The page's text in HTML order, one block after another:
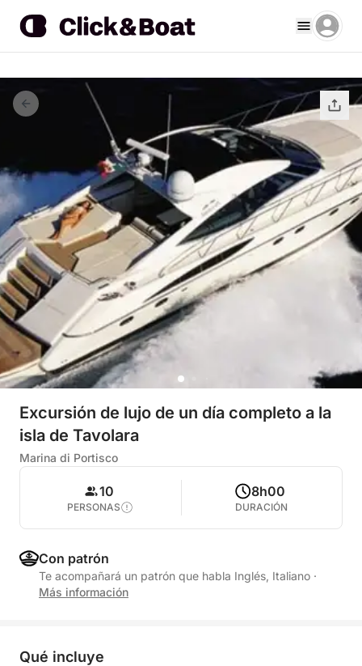
Excursión de lujo de un día completo a la
isla de Tavolara
Marina di Portisco
10
PERSONAS
8h00
DURACIÓN
Con patrón
Te acompañará un patrón que habla Inglés, Italiano ·
Más información
Qué incluye